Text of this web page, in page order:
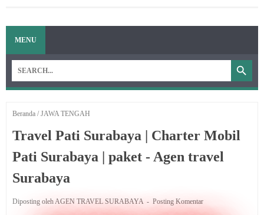
MENU
Beranda /JAWA TENGAH
Travel Pati Surabaya | Charter Mobil
Pati Surabaya | paket - Agen travel
Surabaya
Diposting oleh AGEN TRAVEL SURABAYA Posting Komentar